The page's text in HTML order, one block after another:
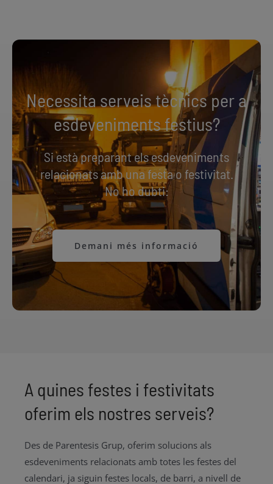
Necessita serveis tècnics per a
esdeveniments festius?
Si està preparant els esdeveniments
relacionats amb una festa o festivitat.
No ho dubti:
Demani més informació
A quines festes i festivitats
oferim els nostres serveis?
Des de Parentesis Grup, oferim solucions als
esdeveniments relacionats amb totes les festes del
calendari, ja siguin festes locals, de barri, a nivell de